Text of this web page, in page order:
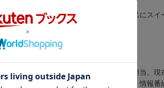
匠／フェニックス師匠／ＢＧＭ師匠／己にスイ
年にやすと「ずん」を結成し、ボケを担当。現
、多数のバラエティ番組に出演するほか、情報番